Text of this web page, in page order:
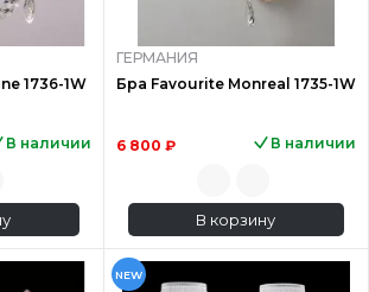
1736-1W
В наличии
ГЕРМАНИЯ
Бра Favourite Monreal 1735-1W
6 800 ₽ В наличии
В корзину
NEW